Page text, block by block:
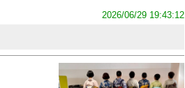
2026/06/29 19:43:12